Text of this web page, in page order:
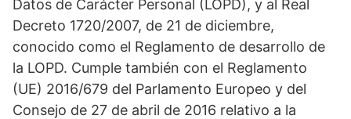
Datos de Carácter Personal (LOPD), y al Real
Decreto 1720/2007, de 21 de diciembre,
conocido como el Reglamento de desarrollo de
la LOPD. Cumple también con el Reglamento
(UE) 2016/679 del Parlamento Europeo y del
Consejo de 27 de abril de 2016 relativo a la